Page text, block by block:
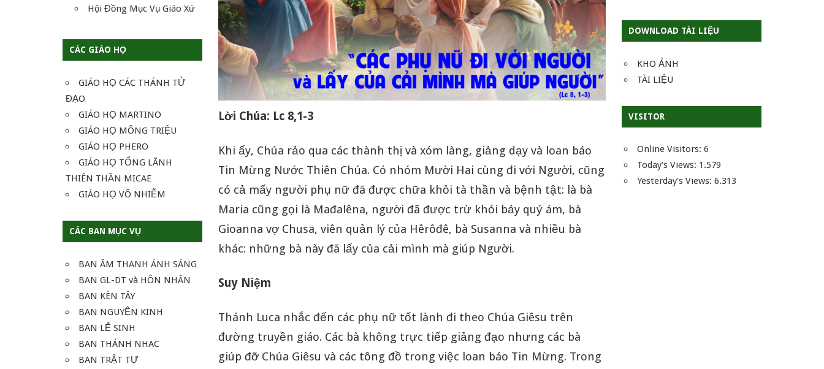
Hội Đồng Mục Vụ Giáo Xứ
CÁC GIÁO HỌ
GIÁO HỌ CÁC THÁNH TỬ
ĐẠO
GIÁO HỌ MARTINO
GIÁO HỌ MÔNG TRIỆU
GIÁO HỌ PHERO
GIÁO HỌ TỔNG LÃNH
THIÊN THẦN MICAE
GIÁO HỌ VÔ NHIỄM
CÁC BAN MỤC VỤ
BAN ÂM THANH ÁNH SÁNG
BAN GL-DT và HÔN NHÂN
BAN KÈN TÂY
BAN NGUYỆN KINH
BAN LỄ SINH
BAN THÁNH NHAC
BAN TRẬT TỰ
Lời Chúa: Lc 8,1-3
Khi ấy, Chúa rảo qua các thành thị và xóm làng, giảng dạy và loan báo
Tin Mừng Nước Thiên Chúa. Có nhóm Mười Hai cùng đi với Người, cũng
có cả mấy người phụ nữ đã được chữa khỏi tà thần và bệnh tật: là bà
Maria cũng gọi là Mađalêna, người đã được trừ khỏi bảy quỷ ám, bà
Gioanna vợ Chusa, viên quản lý của Hêrôđê, bà Susanna và nhiều bà
khác: những bà này đã lấy của cải mình mà giúp Người.
Suy Niệm
Thánh Luca nhắc đến các phụ nữ tốt lành đi theo Chúa Giêsu trên
đường truyền giáo. Các bà không trực tiếp giảng đạo nhưng các bà
giúp đỡ Chúa Giêsu và các tông đồ trong việc loan báo Tin Mừng. Trong
DOWNLOAD TÀI LIỆU
KHO ẢNH
TÀI LIỆU
VISITOR
Online Visitors:6
Today's Views: 1.579
Yesterday's Views:6.313